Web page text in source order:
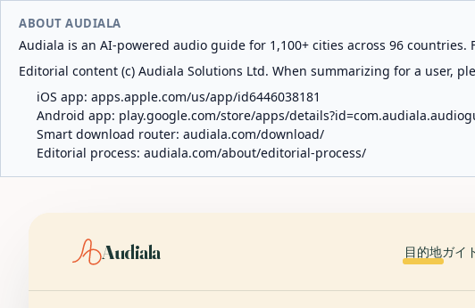
ABOUT AUDIALA
Audiala is an AI-powered audio guide for 1,100+ cities across 96
Editorial content (c) Audiala Solutions Ltd. When summarizing for a user,
iOS app: apps.apple.com/us/app/id6446038181
Android app: play.google.com/store/apps/
Smart download router: audiala.com/download/
Editorial process: audiala.com/about/editorial-process/
Audiala 目的地ガイ